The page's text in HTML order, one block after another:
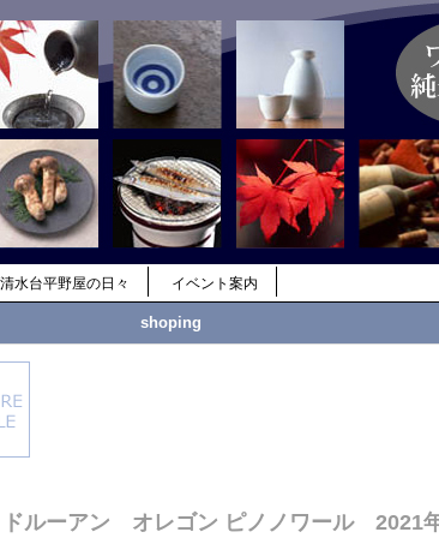
水台平野屋の日々 イベント案内
shoping
ドルーアン オレゴン ピノノワール 2021